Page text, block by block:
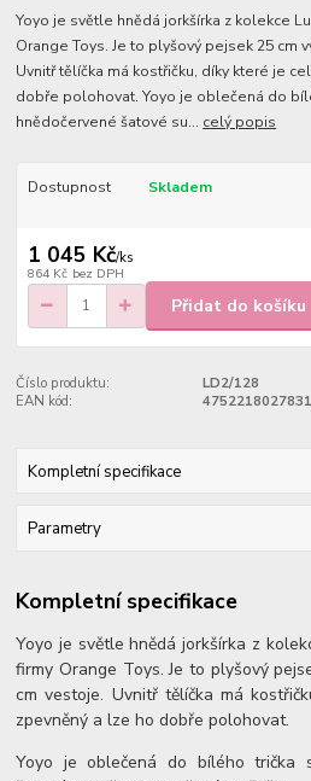
Yoyo je světle hnědá jorkšírka z kolekce
Orange Toys. Je to plyšový pejsek 25 cm
Uvnitř tělíčka má kostřičku, díky které je
dobře polohovat. Yoyo je oblečená do
hnědočervené šatové su... celý popis
Dostupnost Skladem
1 045 Kč/ks
864 Kč bez DPH
Přidat do košíku
Číslo produktu:
LD2/128
EAN kód:
4752218027831
Kompletní specifikace
Parametry
Kompletní specifikace
Yoyo je světle hnědá jorkšírka z
firmy Orange Toys. Je to plyšový
cm vestoje. Uvnitř tělíčka má
zpevněný a lze ho dobře polohovat.
Yoyo je oblečená do bílého trička